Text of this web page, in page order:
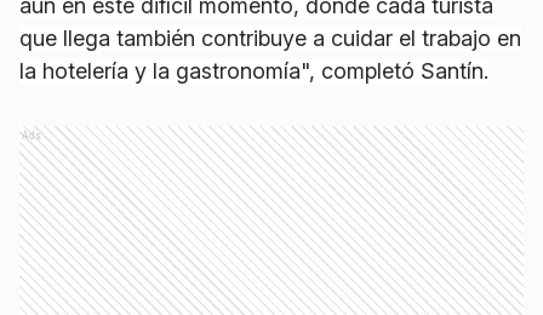
aún en este difícil momento, donde cada turista
que llega también contribuye a cuidar el trabajo en
la hotelería y la gastronomía", completó Santín.
Ads